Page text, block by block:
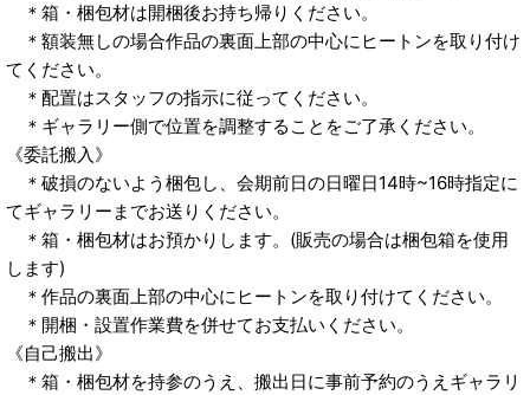
＊箱・梱包材は開梱後お持ち帰りください。
＊額装無しの場合作品の裏面上部の中心にヒートンを取り付け
てください。
＊配置はスタッフの指示に従ってください。
＊ギャラリー側で位置を調整することをご了承ください。
《委託搬入》
＊破損のないよう梱包し、会期前日の日曜日14時~16時指定に
てギャラリーまでお送りください。
＊箱・梱包材はお預かりします。(販売の場合は梱包箱を使用
します)
＊作品の裏面上部の中心にヒートンを取り付けてください。
＊開梱・設置作業費を併せてお支払いください。
《自己搬出》
＊箱・梱包材を持参のうえ、搬出日に事前予約のうえギャラリ